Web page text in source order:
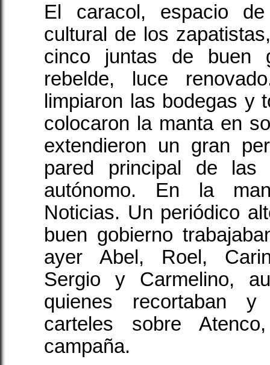
El caracol, espacio
cultural de los
cinco juntas de buen
rebelde, luce
limpiaron las bodegas y
colocaron la manta en
extendieron un gran
pared principal de las
autónomo. En la
Noticias. Un periódico
buen gobierno
ayer Abel, Roel,
Sergio y Carmelino,
quienes recortaban
carteles sobre
campaña.